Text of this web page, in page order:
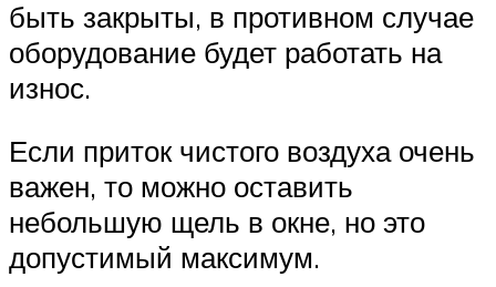
быть закрыты, в противном случае
оборудование будет работать на
износ.
Если приток чистого воздуха очень
важен, то можно оставить
небольшую щель в окне, но это
допустимый максимум.